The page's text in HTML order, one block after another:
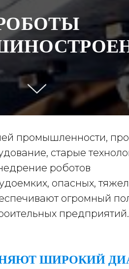
промышленности,
старые
роботов
опасных,
огромный
предприятий.
ШИРОКИЙ